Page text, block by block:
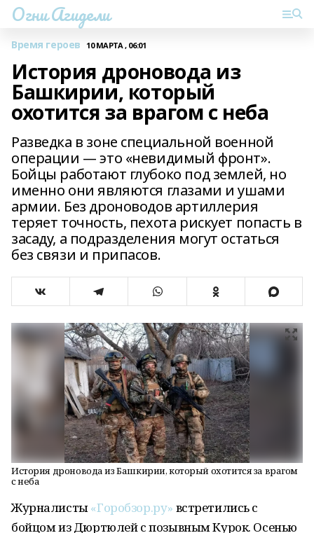
Огни Агидели
Время героев 10 МАРТА , 06:01
История дроновода из
Башкирии, который
охотится за врагом с неба
Разведка в зоне специальной военной
операции — это «невидимый фронт».
Бойцы работают глубоко под землей, но
именно они являются глазами и ушами
армии. Без дроноводов артиллерия
теряет точность, пехота рискует попасть в
засаду, а подразделения могут остаться
без связи и припасов.
История дроновода из Башкирии, который охотится за врагом
с неба
Журналисты«Горобзор.ру» встретились с
бойцом из Дюртюлей с позывным Курок. Осенью